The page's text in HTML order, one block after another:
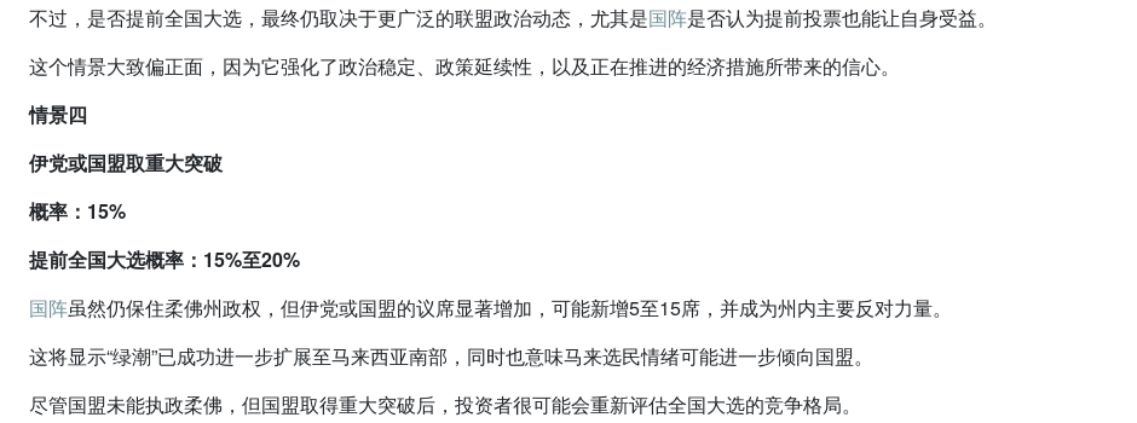
不过，是否提前全国大选，最终仍取决于更广泛的联盟政治动态，尤其是国阵是否认为提前投票也能让自身受益。
这个情景大致偏正面，因为它强化了政治稳定、政策延续性，以及正在推进的经济措施所带来的信心。
情景四
伊党或国盟取重大突破
概率：15%
提前全国大选概率：15%至20%
国阵虽然仍保住柔佛州政权，但伊党或国盟的议席显著增加，可能新增5至15席，并成为州内主要反对力量。
这将显示“绿潮”已成功进一步扩展至马来西亚南部，同时也意味马来选民情绪可能进一步倾向国盟。
尽管国盟未能执政柔佛，但国盟取得重大突破后，投资者很可能会重新评估全国大选的竞争格局。